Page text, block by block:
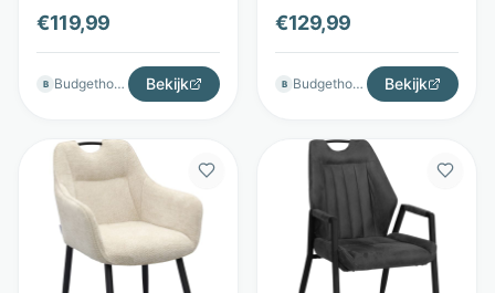
Sierstiksels - Antraciet
- Budget Home Store
€119,99
B Budgethomestore Bekijk
armleuningen -
Diverse kleuren -
Budget Home Store
€129,99
B Budgethomestore Bekijk